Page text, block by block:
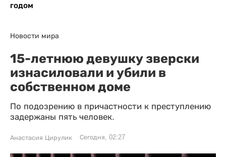
годом
Новости мира
15-летнюю девушку зверски
изнасиловали и убили в
собственном доме
По подозрению в причастности к преступлению
задержаны пять человек.
Анастасия Цирулик Сегодня, 02:27